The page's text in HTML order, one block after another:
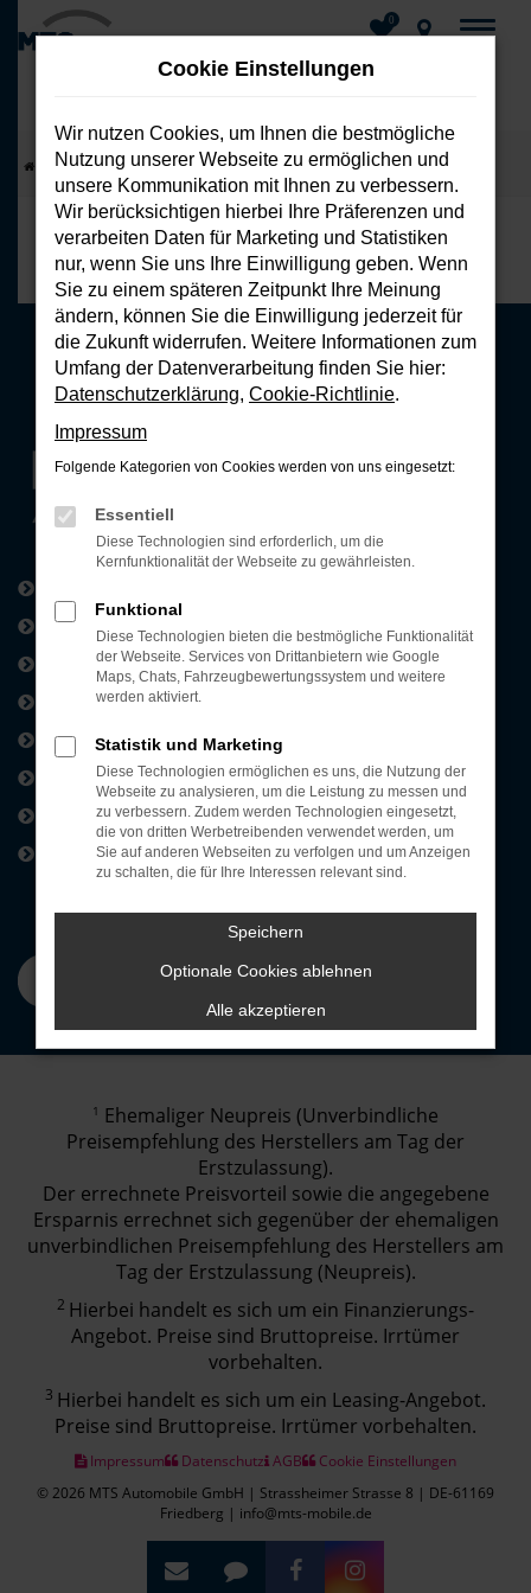
Zum
Hauptinhalt
springen
0
Startseite Unsere Marken Fiat Fiat Winterkompletträder
Neuwagen-Konfigurator
Servicetermin buchen
Probefahrt vereinbaren
Fahrzeug-Showroom
Unsere Standorte
Werkstattleistungen
Karriere
1 Ehemaliger Neupreis (Unverbindliche
Preisempfehlung des Herstellers am Tag der
Erstzulassung).
Der errechnete Preisvorteil sowie die angegebene
Ersparnis errechnet sich gegenüber der ehemaligen
unverbindlichen Preisempfehlung des Herstellers am
Tag der Erstzulassung (Neupreis).
2 Hierbei handelt es sich um ein Finanzierungs-
Angebot. Preise sind Bruttopreise. Irrtümer
vorbehalten.
3 Hierbei handelt es sich um ein Leasing-Angebot.
Preise sind Bruttopreise. Irrtümer vorbehalten.
Impressum Datenschutz AGB
Cookie Einstellungen
© 2026 MTS Automobile GmbH | Strassheimer Strasse 8 | DE-61169
Friedberg | info@mts-mobile.de
Cookie Einstellungen
Wir nutzen Cookies, um Ihnen die bestmögliche
Nutzung unserer Webseite zu ermöglichen und
unsere Kommunikation mit Ihnen zu verbessern.
Wir berücksichtigen hierbei Ihre Präferenzen und
verarbeiten Daten für Marketing und Statistiken
nur, wenn Sie uns Ihre Einwilligung geben. Wenn
Sie zu einem späteren Zeitpunkt Ihre Meinung
ändern, können Sie die Einwilligung jederzeit für
die Zukunft widerrufen. Weitere Informationen zum
Umfang der Datenverarbeitung finden Sie hier:
Datenschutzerklärung, Cookie-Richtlinie.
Impressum
Folgende Kategorien von Cookies werden von uns eingesetzt:
Essentiell
Diese Technologien sind erforderlich, um die
Kernfunktionalität der Webseite zu gewährleisten.
Funktional
Diese Technologien bieten die bestmögliche Funktionalität
der Webseite. Services von Drittanbietern wie Google
Maps, Chats, Fahrzeugbewertungssystem und weitere
werden aktiviert.
Statistik und Marketing
Diese Technologien ermöglichen es uns, die Nutzung der
Webseite zu analysieren, um die Leistung zu messen und
zu verbessern. Zudem werden Technologien eingesetzt,
die von dritten Werbetreibenden verwendet werden, um
Sie auf anderen Webseiten zu verfolgen und um Anzeigen
zu schalten, die für Ihre Interessen relevant sind.
Speichern
Optionale Cookies ablehnen
Alle akzeptieren